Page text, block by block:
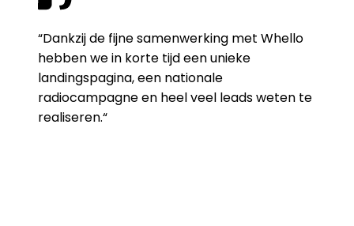
“Dankzij de fijne samenwerking met Whello
hebben we in korte tijd een unieke
landingspagina, een nationale
radiocampagne en heel veel leads weten te
realiseren.“